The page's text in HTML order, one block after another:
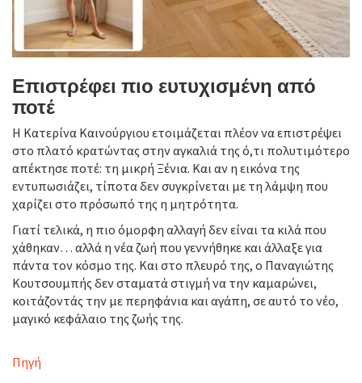
Επιστρέφει πιο ευτυχισμένη από
ποτέ
Η Κατερίνα Καινούργιου ετοιμάζεται πλέον να επιστρέψει
στο πλατό κρατώντας στην αγκαλιά της ό,τι πολυτιμότερο
απέκτησε ποτέ: τη μικρή Ξένια. Και αν η εικόνα της
εντυπωσιάζει, τίποτα δεν συγκρίνεται με τη λάμψη που
χαρίζει στο πρόσωπό της η μητρότητα.
Γιατί τελικά, η πιο όμορφη αλλαγή δεν είναι τα κιλά που
χάθηκαν… αλλά η νέα ζωή που γεννήθηκε και άλλαξε για
πάντα τον κόσμο της. Και στο πλευρό της, ο Παναγιώτης
Κουτσουμπής δεν σταματά στιγμή να την καμαρώνει,
κοιτάζοντάς την με περηφάνια και αγάπη, σε αυτό το νέο,
μαγικό κεφάλαιο της ζωής της.
Πηγή